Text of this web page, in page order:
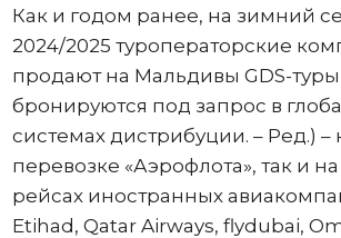
Как и годом ранее, на зимний
2024/2025 туроператорские
продают на Мальдивы GDS-
бронируются под запрос в
системах дистрибуции. – Ред.) –
перевозке «Аэрофлота», так и
рейсах иностранных
Etihad, Qatar Airways, flydubai,